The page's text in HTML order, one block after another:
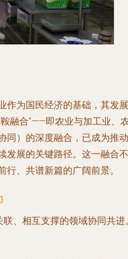
作为国民经济的基础，其发展
融合”——即农业与加工业、
同）的深度融合，已成为推动
发展的关键路径。这一融合不
、共谱新篇的广阔前景。
联、相互支撑的领域协同共进